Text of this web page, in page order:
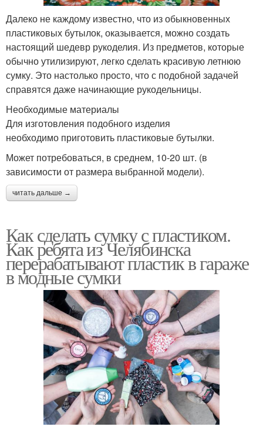
Далеко не каждому известно, что из обыкновенных
пластиковых бутылок, оказывается, можно создать
настоящий шедевр рукоделия. Из предметов, которые
обычно утилизируют, легко сделать красивую летнюю
сумку. Это настолько просто, что с подобной задачей
справятся даже начинающие рукодельницы.
Необходимые материалы
Для изготовления подобного изделия
необходимо приготовить пластиковые бутылки.
Может потребоваться, в среднем, 10-20 шт. (в
зависимости от размера выбранной модели).
читать дальше →
Как сделать сумку с пластиком.
Как ребята из Челябинска
перерабатывают пластик в гараже
в модные сумки